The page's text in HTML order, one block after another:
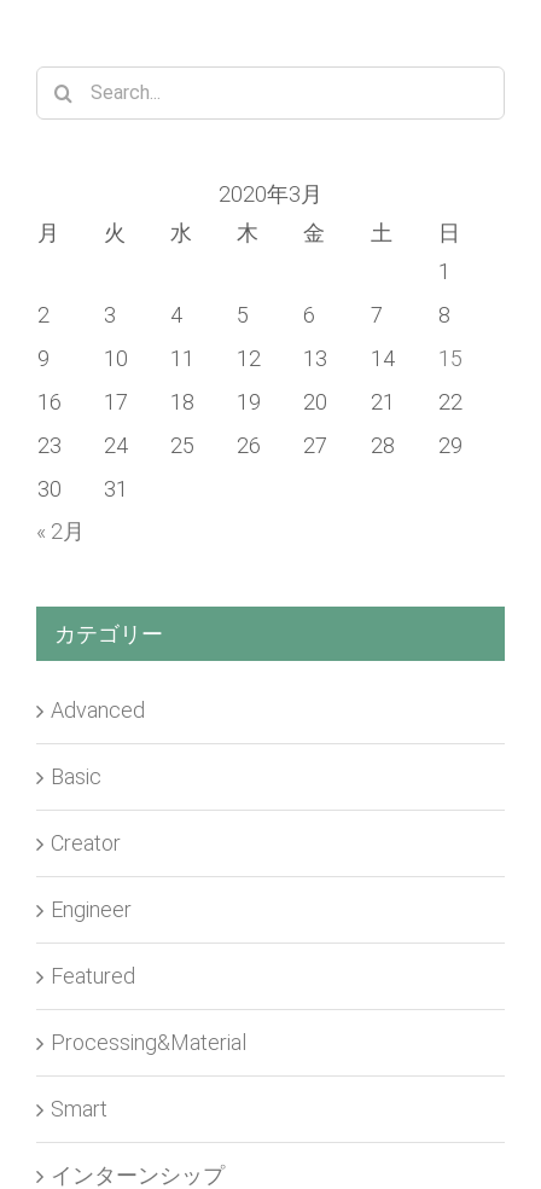
Search
for:
2020年3月
月
火 水 木 金 土
日
1
2
3 4 5 6 7
8
9
10 11 12 13 14
15
16
17 18 19 20 21
22
23
24 25 26 27 28
29
30
31
« 2月
カテゴリー
Advanced
Basic
Creator
Engineer
Featured
Processing&Material
Smart
インターンシップ